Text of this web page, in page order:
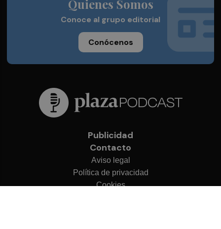
Quienes Somos
Conoce al grupo editorial
Conócenos
Publicidad
Contacto
Aviso legal
Política de privacidad
Cookies